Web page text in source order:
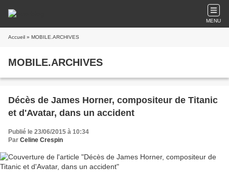
MENU
Accueil » MOBILE.ARCHIVES
MOBILE.ARCHIVES
Décès de James Horner, compositeur de Titanic
et d'Avatar, dans un accident
Publié le 23/06/2015 à 10:34
Par Celine Crespin